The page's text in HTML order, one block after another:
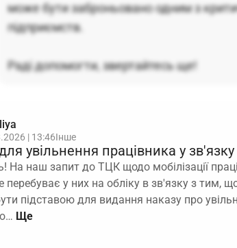
може бути заброньовано одним з
підприємств.
Раді допомогти, звертайтесь ще!
| 13:46Інше
увільнення працівника у
На наш запит до ТЦК щодо мобілізації
перебуває у них на обліку в зв'язку з тим,
підставою для видання наказу про